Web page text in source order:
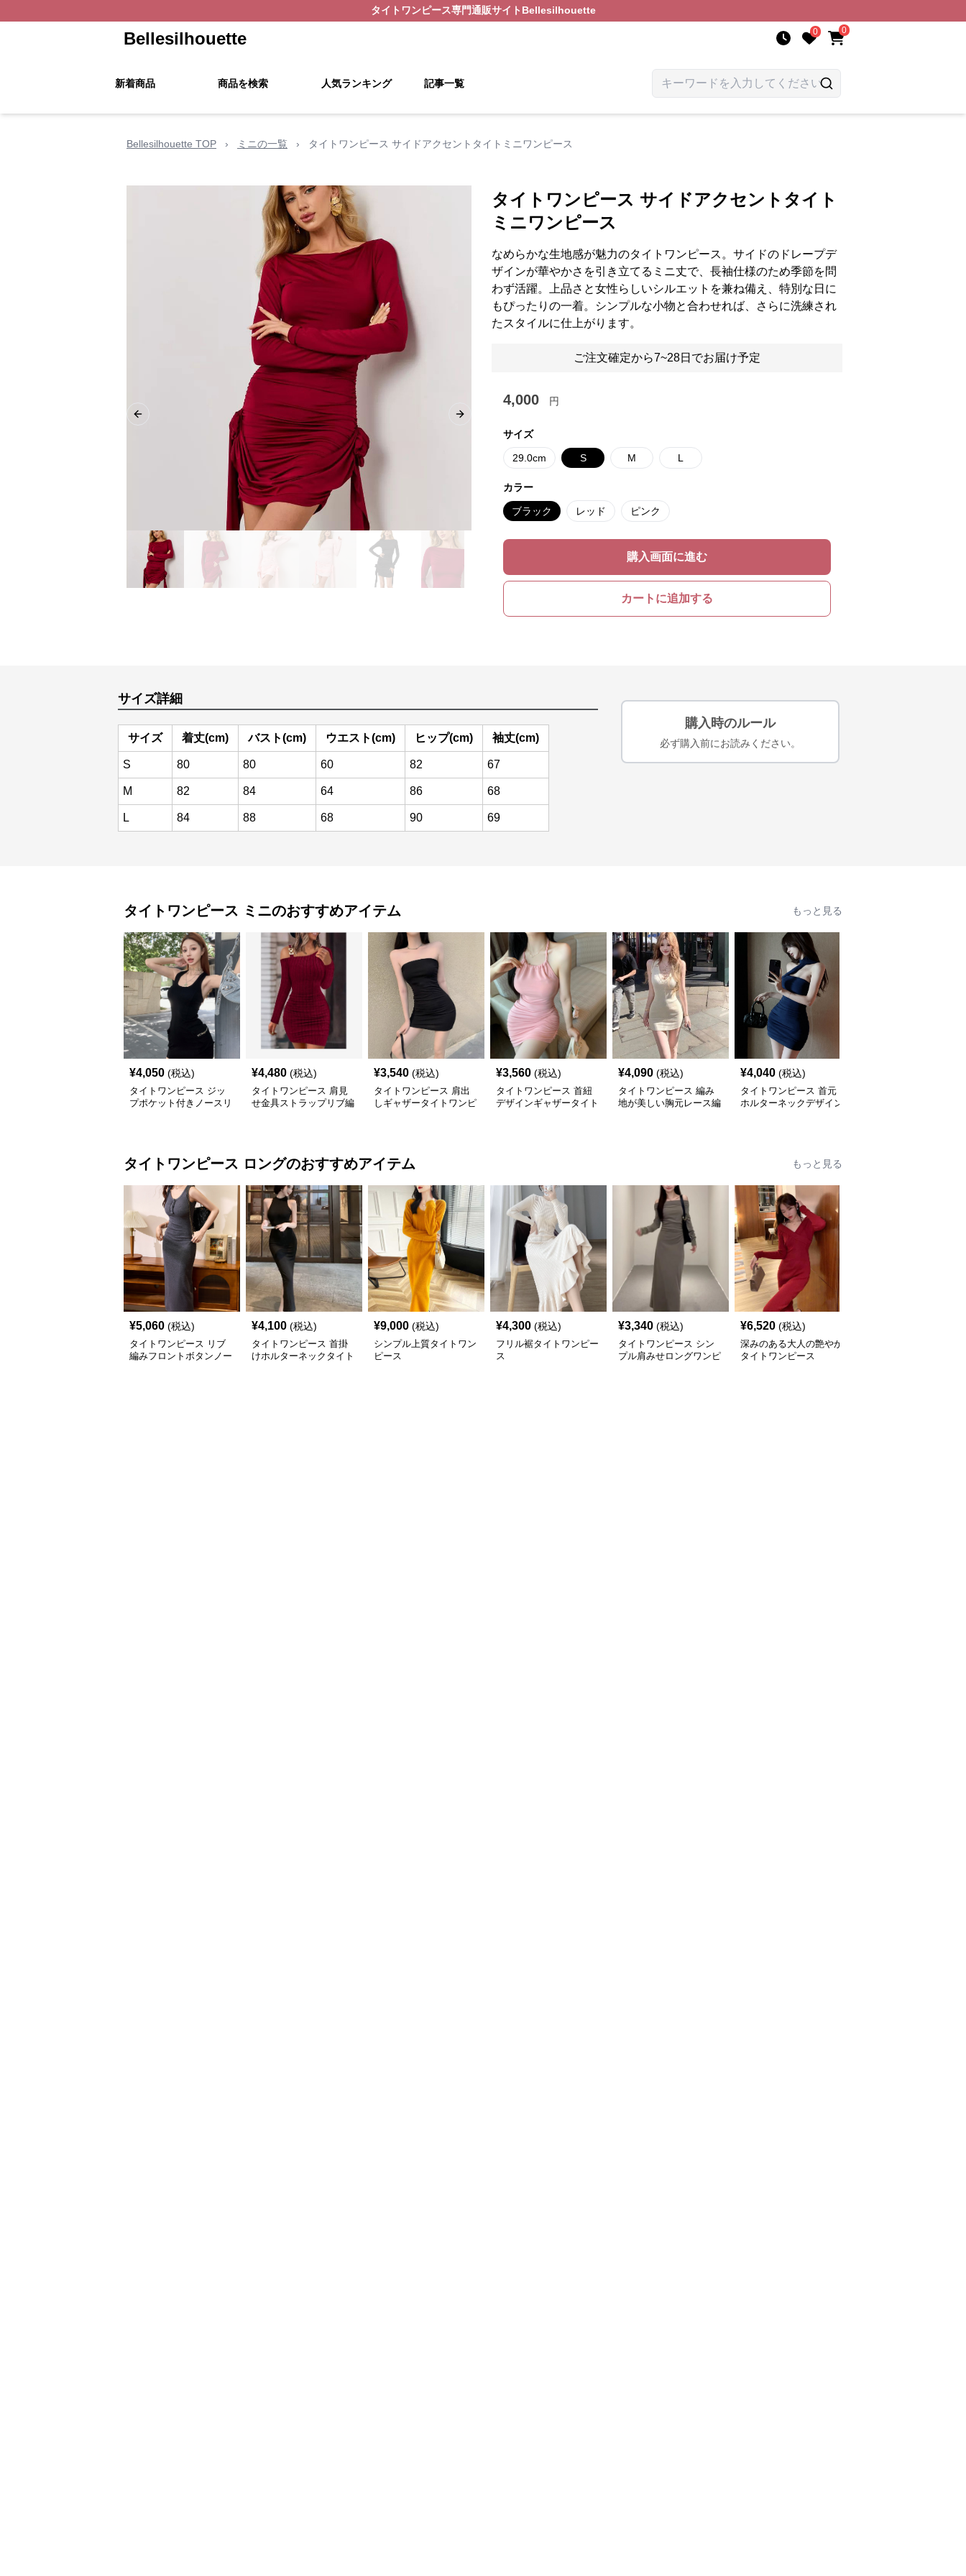
タイトワンピース専門通販サイト Bellesilhouette
Bellesilhouette 0 0
新着商品 商品を検索 人気ランキング 記事一覧
Bellesilhouette TOP › ミニの一覧 › タイトワンピース サイドアクセントタイトミニワンピース
Previous slide Next slide
タイトワンピース サイドアクセントタイト
ミニワンピース
なめらかな生地感が魅力のタイトワンピース。サイドのドレープデ
ザインが華やかさを引き立てるミニ丈で、長袖仕様のため季節を問
わず活躍。上品さと女性らしいシルエットを兼ね備え、特別な日に
もぴったりの一着。シンプルな小物と合わせれば、さらに洗練され
たスタイルに仕上がります。
ご注文確定から7~28日でお届け予定
4,000 円
サイズ
29.0cm S M L
カラー
ブラック レッド ピンク
購入画面に進む
カートに追加する
サイズ詳細
サイズ 着丈(cm) バスト(cm) ウエスト(cm) ヒップ(cm) 袖丈(cm)
S 80 80 60 82 67
M 82 84 64 86 68
L 84 88 68 90 69
購入時のルール
必ず購入前にお読みください。
タイトワンピース ミニのおすすめアイテム もっと見る
¥4,050 (税込)
タイトワンピース ジッ
プポケット付きノースリ
¥4,480 (税込)
タイトワンピース 肩見
せ金具ストラップリブ編
¥3,540 (税込)
タイトワンピース 肩出
しギャザータイトワンピ
¥3,560 (税込)
タイトワンピース 首紐
デザインギャザータイト
¥4,090 (税込)
タイトワンピース 編み
地が美しい胸元レース編
¥4,040 (税込)
タイトワンピース 首元
ホルターネックデザイン
タイトワンピース ロングのおすすめアイテム もっと見る
¥5,060 (税込)
タイトワンピース リブ
編みフロントボタンノー
¥4,100 (税込)
タイトワンピース 首掛
けホルターネックタイト
¥9,000 (税込)
シンプル上質タイトワン
ピース
¥4,300 (税込)
フリル裾タイトワンピー
ス
¥3,340 (税込)
タイトワンピース シン
プル肩みせロングワンピ
¥6,520 (税込)
深みのある大人の艶やか
タイトワンピース